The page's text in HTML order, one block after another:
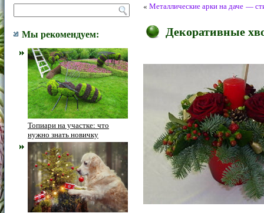
Мы рекомендуем:
Топиари на участке: что
нужно знать новичку
« Металлические арки на даче —
Декоративные